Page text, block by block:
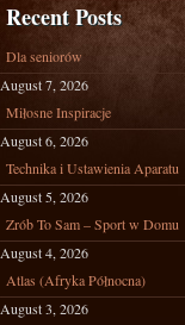
Recent Posts
Dla seniorów
August 7, 2026
Miłosne Inspiracje
August 6, 2026
Technika i Ustawienia Aparatu
August 5, 2026
Zrób To Sam – Sport w Domu
August 4, 2026
Atlas (Afryka Północna)
August 3, 2026